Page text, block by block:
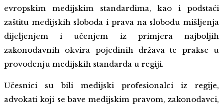
evropskim medijskim standardima, kao i podstaći
zaštitu medijskih sloboda i prava na slobodu mišljenja
dijeljenjem i učenjem iz primjera najboljih
zakonodavnih okvira pojedinih država te prakse u
provođenju medijskih standarda u regiji.
Učesnici su bili medijski profesionalci iz regije,
advokati koji se bave medijskim pravom, zakonodavci,